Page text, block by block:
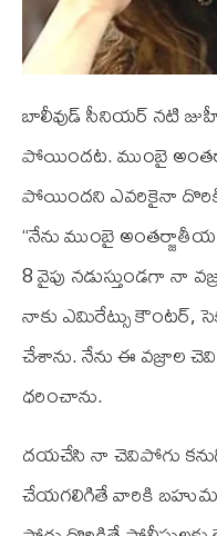
బాలీవుడ్ సీనియర్ నటి
పోయిందట. ముంబై
పోయిందని ఎవరికైనా
‘‘నేను ముంబై
8 వైపు నడుస్తుండగా
నాకు ఎమిరేట్సు కౌంటర్,
చేశాను. నేను ఈ వజ్రాల
ధరించాను.
దయచేసి నా చెవిపోగు
చేయగలిగితే వారికి